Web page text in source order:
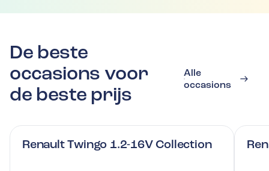
De beste
occasions voor
de beste prijs
Alle
occasions
Renault Twingo 1.2-16V Collection